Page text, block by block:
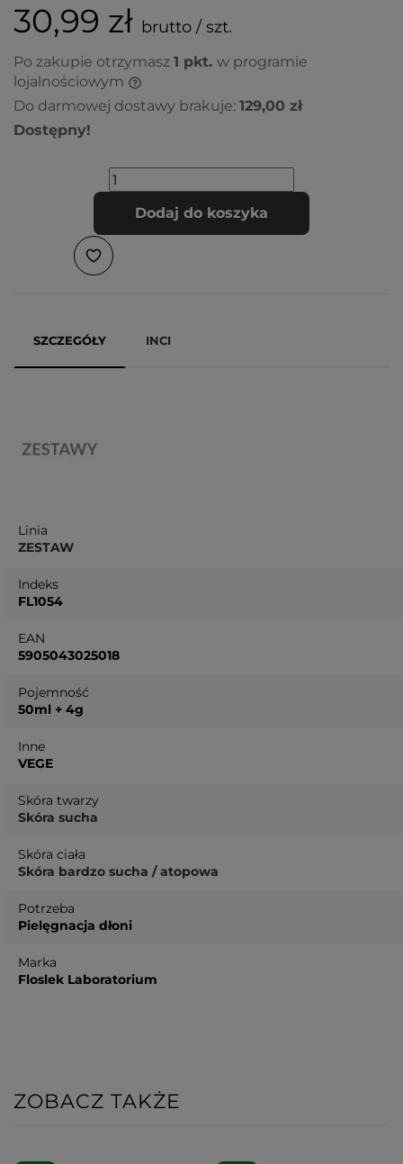
30,99 zł brutto / szt.
Po zakupie otrzymasz 1 pkt. w programie
lojalnościowym
Do darmowej dostawy brakuje: 129,00 zł
Dostępny!
Dodaj do koszyka
SZCZEGÓŁY INCI
Linia
ZESTAW
Indeks
FL1054
EAN
5905043025018
Pojemność
50ml + 4g
Inne
VEGE
Skóra twarzy
Skóra sucha
Skóra ciała
Skóra bardzo sucha / atopowa
Potrzeba
Pielęgnacja dłoni
Marka
Floslek Laboratorium
ZOBACZ TAKŻE